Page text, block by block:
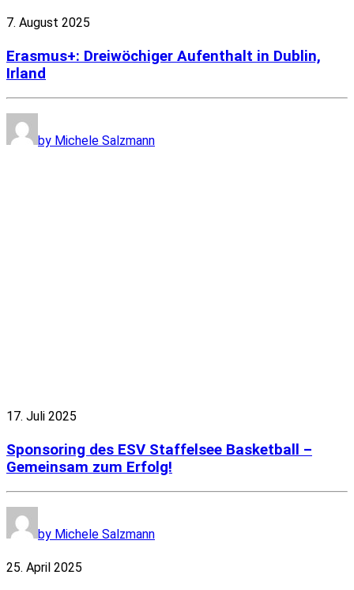
7. August 2025
Erasmus+: Dreiwöchiger Aufenthalt in Dublin,
Irland
by Michele Salzmann
17. Juli 2025
Sponsoring des ESV Staffelsee Basketball –
Gemeinsam zum Erfolg!
by Michele Salzmann
25. April 2025